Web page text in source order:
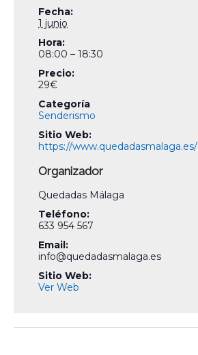
Fecha:
1 junio
Hora:
08:00 – 18:30
Precio:
29€
Categoría
Senderismo
Sitio Web:
https://www.quedadasmalaga.es/
Organizador
Quedadas Málaga
Teléfono:
633 954 567
Email:
info@quedadasmalaga.es
Sitio Web:
Ver Web